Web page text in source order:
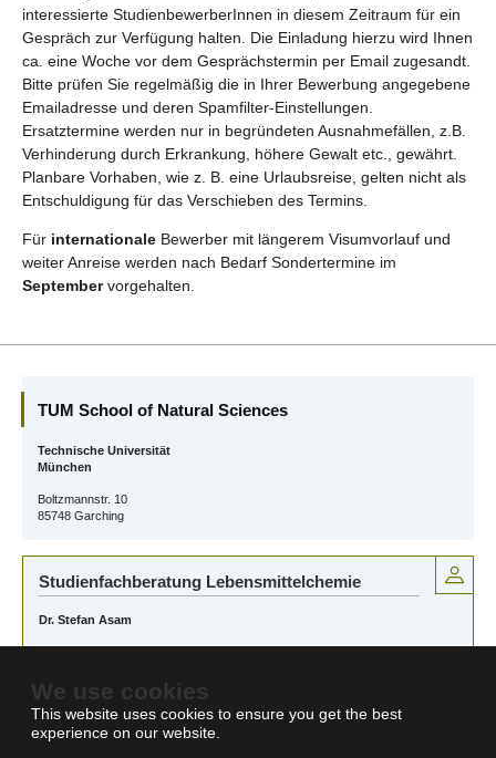
We use cookies
This website uses cookies to ensure you get the best
experience on our website.
interessierte StudienbewerberInnen in diesem Zeitraum für ein
Gespräch zur Verfügung halten. Die Einladung hierzu wird Ihnen
ca. eine Woche vor dem Gesprächstermin per Email zugesandt.
Bitte prüfen Sie regelmäßig die in Ihrer Bewerbung angegebene
Emailadresse und deren Spamfilter-Einstellungen.
Ersatztermine werden nur in begründeten Ausnahmefällen, z.B.
Verhinderung durch Erkrankung, höhere Gewalt etc., gewährt.
Planbare Vorhaben, wie z. B. eine Urlaubsreise, gelten nicht als
Entschuldigung für das Verschieben des Termins.
Für internationale Bewerber mit längerem Visumvorlauf und
weiter Anreise werden nach Bedarf Sondertermine im
Septembervorgehalten.
TUM School of Natural Sciences
Technische Universität
München
Boltzmannstr. 10
85748 Garching
Studienfachberatung Lebensmittelchemie
Dr. Stefan Asam
E-Mail: lebensmittelchemie@tum.de